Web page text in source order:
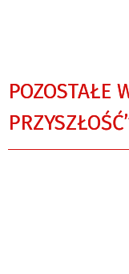
POZOSTAŁE